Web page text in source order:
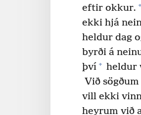
eftir okkur. +
ekki hjá
heldur dag
byrði á
því + heldur
Við
vill ekki
heyrum við